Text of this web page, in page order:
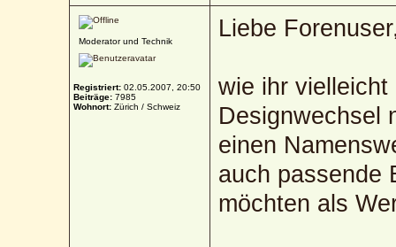
Moderator und Technik
Registriert: 02.05.2007, 20:50
Beiträge: 7985
Wohnort: Zürich / Schweiz
Liebe
wie ihr
Designwechsel
einen
auch passende
möchten als